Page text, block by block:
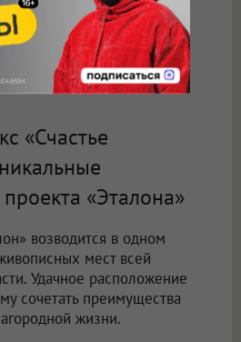
для многих камерная
как маленьких, условно
становится
«Счастье
«Эталона»
возводится в одном
мест всей
Удачное расположение
сочетать преимущества
жизни.